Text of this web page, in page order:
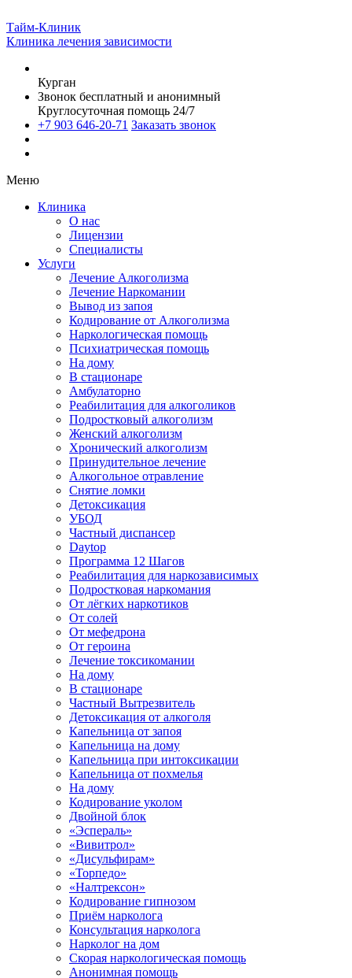
Тайм-Клиник
Клиника лечения зависимости
Курган
Звонок бесплатный и анонимный
Круглосуточная помощь 24/7
+7 903 646-20-71 Заказать звонок
Меню
Клиника
О нас
Лицензии
Специалисты
Услуги
Лечение Алкоголизма
Лечение Наркомании
Вывод из запоя
Кодирование от Алкоголизма
Наркологическая помощь
Психиатрическая помощь
На дому
В стационаре
Амбулаторно
Реабилитация для алкоголиков
Подростковый алкоголизм
Женский алкоголизм
Хронический алкоголизм
Принудительное лечение
Алкогольное отравление
Снятие ломки
Детоксикация
УБОД
Частный диспансер
Daytop
Программа 12 Шагов
Реабилитация для наркозависимых
Подростковая наркомания
От лёгких наркотиков
От солей
От мефедрона
От героина
Лечение токсикомании
На дому
В стационаре
Частный Вытрезвитель
Детоксикация от алкоголя
Капельница от запоя
Капельница на дому
Капельница при интоксикации
Капельница от похмелья
На дому
Кодирование уколом
Двойной блок
«Эспераль»
«Вивитрол»
«Дисульфирам»
«Торпедо»
«Налтрексон»
Кодирование гипнозом
Приём нарколога
Консультация нарколога
Нарколог на дом
Скорая наркологическая помощь
Анонимная помощь